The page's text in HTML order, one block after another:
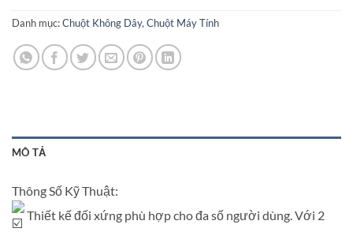
Danh mục:Chuột Không Dây, Chuột Máy Tính
MÔ TẢ
Thông Số Kỹ Thuật:
Thiết kế đối xứng phù hợp cho đa số người dùng. Với 2